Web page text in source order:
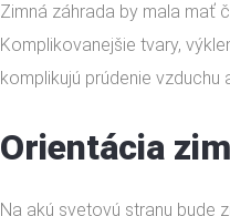
Zimná záhrada by mala mať
Komplikovanejšie tvary,
komplikujú prúdenie vzduchu
Orientácia
Na akú svetovú stranu bude